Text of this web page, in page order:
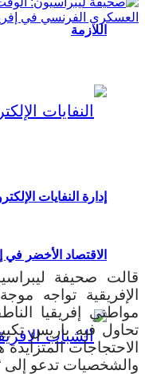
اللازمة
إدارة النفايات
الاقتصاد الأخضر في
قالت صحيفة
الإفريقية تواجه
مواطني إفريقيا
تحاول فيه باريس
الاحتجاجات
والشخصيات تدعو